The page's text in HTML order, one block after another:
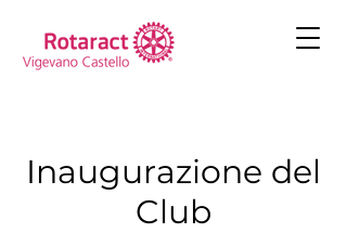
Inaugurazione del
Club